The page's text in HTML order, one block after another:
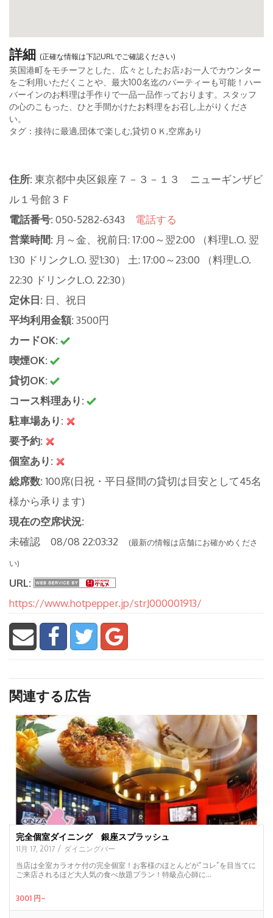
詳細 (正確な情報は下記URLでご確認ください)
英国港町をモチーフとした、広々としたお店♪お一人でカウンター
をご利用いただくことや、最大100名迄のパーティーも可能！ハー
バーインのお料理は手作りで一品一品作っております。スタッフ
の心のこもった、ひと手間かけたお料理をお召し上がりくださ
い。
タグ：接待に最適,団体で楽しむ,貸切ＯＫ,空席あり
住所:東京都中央区銀座７－３－１３ ニューギンザビ
ル１号館３Ｆ
電話番号:050-5282-6343 電話する
営業時間: 月～金、祝前日: 17:00～翌2:00 （料理L.O. 翌
1:30 ドリンクL.O. 翌1:30） 土: 17:00～23:00 （料理L.O.
22:30 ドリンクL.O. 22:30）
定休日: 日、祝日
平均利用金額:3500円
カードOK:
喫煙OK:
貸切OK:
コース料理あり:
駐車場あり:
要予約:
個室あり:
総席数:100席(日祝・平日昼間の貸切は目安として45名
様から承ります)
現在の空席状況:
未確認 08/08 22:03:32
(最新の情報は店舗にお確かめくださ
い)
URL:
https://www.hotpepper.jp/strJ000001913/
関連する広告
完全個室ダイニング 銀座スプラッシュ
11月 17, 2017 / ダイニングバー
当店は全室カラオケ付の完全個室！お客様のほとんどが“コレ”を目当てに
ご来店されるほど大人気の食べ放題プラン！特級点心師に...
3001 円~